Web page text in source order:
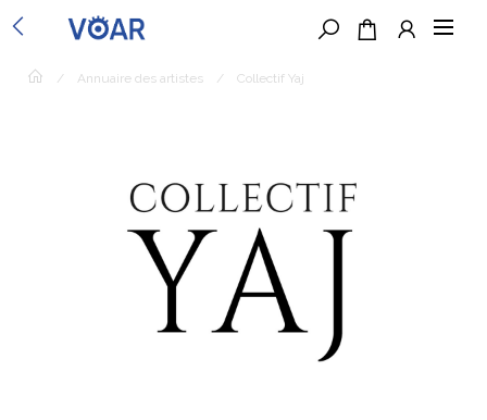
/ Annuaire des artistes / Collectif Yaj